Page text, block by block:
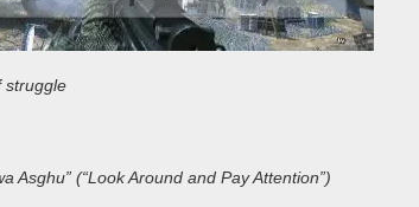
struggle
Asghu” (“Look Around and Pay Attention”)